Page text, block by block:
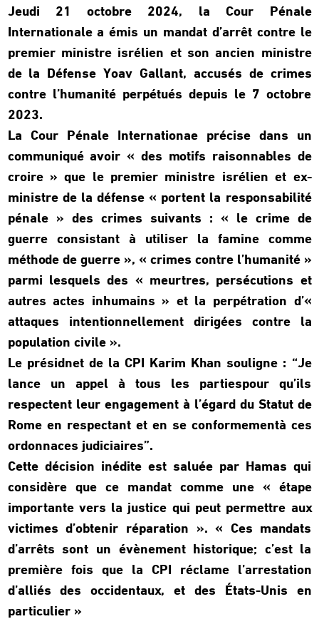
Jeudi 21 octobre 2024, la Cour Pénale
Internationale a émis un mandat d’arrêt contre le
premier ministre isrélien et son ancien ministre
de la Défense Yoav Gallant, accusés de crimes
contre l’humanité perpétués depuis le 7 octobre
2023.
La Cour Pénale Internationae précise dans un
communiqué avoir « des motifs raisonnables de
croire » que le premier ministre isrélien et ex-
ministre de la défense « portent la responsabilité
pénale » des crimes suivants : « le crime de
guerre consistant à utiliser la famine comme
méthode de guerre », « crimes contre l’humanité »
parmi lesquels des « meurtres, persécutions et
autres actes inhumains » et la perpétration d’«
attaques intentionnellement dirigées contre la
population civile ».
Le présidnet de la CPI Karim Khan souligne : “Je
lance un appel à tous les partiespour qu’ils
respectent leur engagement à l’égard du Statut de
Rome en respectant et en se conformementà ces
ordonnaces judiciaires”.
Cette décision inédite est saluée par Hamas qui
considère que ce mandat comme une « étape
importante vers la justice qui peut permettre aux
victimes d’obtenir réparation ». « Ces mandats
d’arrêts sont un évènement historique; c’est la
première fois que la CPI réclame l’arrestation
d’alliés des occidentaux, et des États-Unis en
particulier »